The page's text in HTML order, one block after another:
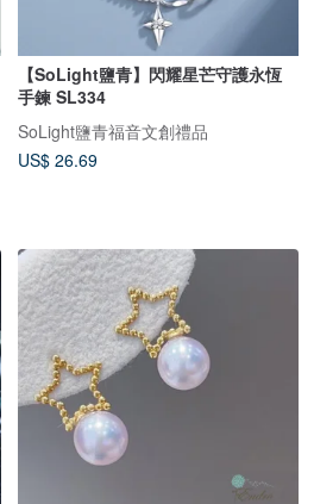
【SoLight鹽青】閃耀星芒守護永恆
手鍊 SL334
SoLight鹽青福音文創禮品
US$ 26.69